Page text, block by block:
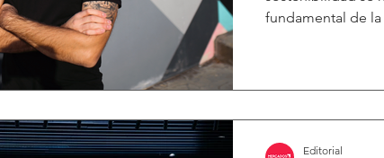
fundamental de
Editorial